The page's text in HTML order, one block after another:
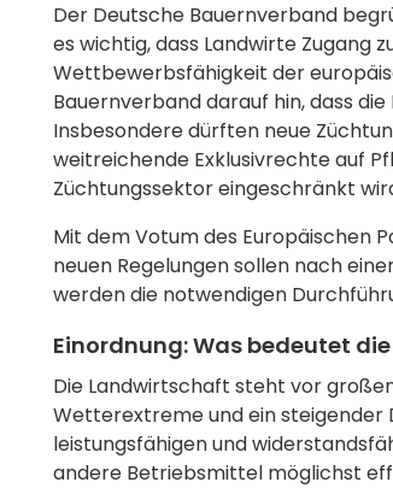
Der Deutsche Bauernverband
es wichtig, dass Landwirte Zugang
Wettbewerbsfähigkeit der
Bauernverband darauf hin, dass
Insbesondere dürften neue
weitreichende Exklusivrechte auf
Züchtungssektor eingeschränkt
Mit dem Votum des Europäischen
neuen Regelungen sollen nach
werden die notwendigen
Einordnung: Was bedeutet
Die Landwirtschaft steht vor
Wetterextreme und ein steigender
leistungsfähigen und
andere Betriebsmittel möglichst